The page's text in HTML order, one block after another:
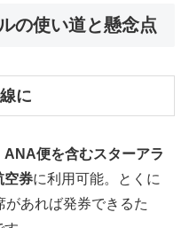
の使い道と懸念点
に
ANA便を含むスターアラ
空券に利用可能。とくに
あれば発券できるた